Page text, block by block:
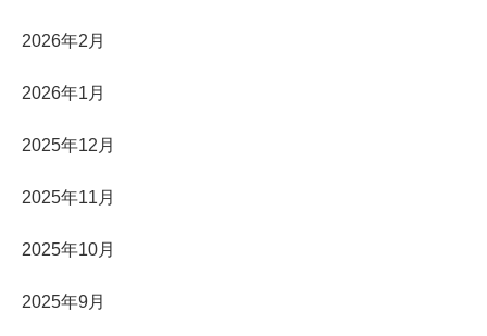
2026年2月
2026年1月
2025年12月
2025年11月
2025年10月
2025年9月